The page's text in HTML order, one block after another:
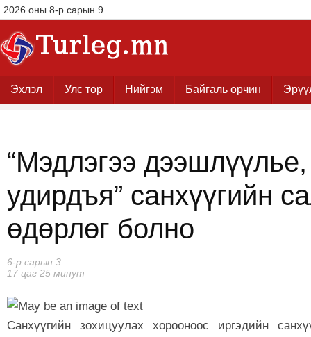
2026 оны 8-р сарын 9
Эхлэл Улс төр Нийгэм Байгаль орчин
“Мэдлэгээ
удирдъя” санхүүгийн
өдөрлөг болно
6-р сарын 3
17 цаг 25 минут
Санхүүгийн зохицуулах хорооноос иргэдийн